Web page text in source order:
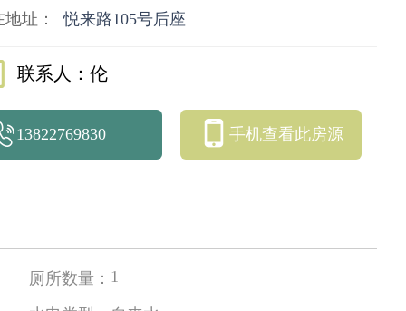
地址：
悦来路105号后座
联系人：伦
13822769830 手机查看此房源
厕所数量： 1